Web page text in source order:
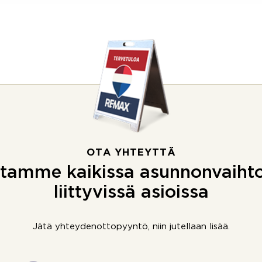
OTA YHTEYTTÄ
kaikissa
liittyvissä asioissa
Jätä yhteydenottopyyntö, niin jutellaan lisää.